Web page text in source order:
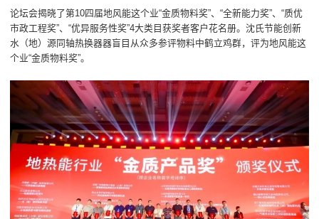
论坛会揭晓了第10四届地风能这个业“金质物料奖”、“全新能力奖”、“质优
市政工程奖”、“优异服务性奖”4大类目获奖者客户花名册。沈氏节能创新
水（地）源同轴热换器器盲目从众多参评物料中鹤立鸡群，评为地风能这
个业“金质物料奖”。